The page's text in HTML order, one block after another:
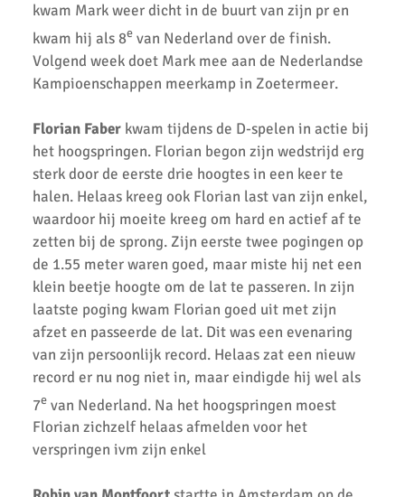
AH Jos van den Berg Scholierenveldloop geweldig
loopevenement
AKU pupillen in topvorm tijdens finale.
Gerrit Vos Bokaal 2019
Topresultaten tijdens een zonnige thuiswedstrijd voor de AKU
Junioren
Prachtige prestaties op 2e competitiedag CD Atletiek.
Vele persoonlijke records verbroken bij pupillencompetitie AKU
AKU A2 Presteert Goed bij 1e Meerkamp 2019
Succesvolle eerste meerkamp 2019
Eerste Wedstrijd CD Junioren Competitie
Cross Competitie Finale 2019
AKU pupillen succesvol bij indoorwedstrijd.
kwam Mark weer dicht in de buurt van zijn pr en
kwam hij als 8e van Nederland over de finish.
Volgend week doet Mark mee aan de Nederlandse
Kampioenschappen meerkamp in Zoetermeer.
Florian Faber kwam tijdens de D-spelen in actie bij
het hoogspringen. Florian begon zijn wedstrijd erg
sterk door de eerste drie hoogtes in een keer te
halen. Helaas kreeg ook Florian last van zijn enkel,
waardoor hij moeite kreeg om hard en actief af te
zetten bij de sprong. Zijn eerste twee pogingen op
de 1.55 meter waren goed, maar miste hij net een
klein beetje hoogte om de lat te passeren. In zijn
laatste poging kwam Florian goed uit met zijn
afzet en passeerde de lat. Dit was een evenaring
van zijn persoonlijk record. Helaas zat een nieuw
record er nu nog niet in, maar eindigde hij wel als
7e van Nederland. Na het hoogspringen moest
Florian zichzelf helaas afmelden voor het
verspringen ivm zijn enkel